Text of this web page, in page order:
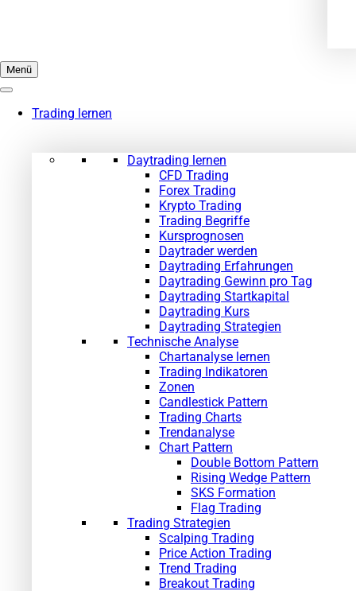
Menü
Trading lernen
Daytrading lernen
CFD Trading
Forex Trading
Krypto Trading
Trading Begriffe
Kursprognosen
Daytrader werden
Daytrading Erfahrungen
Daytrading Gewinn pro Tag
Daytrading Startkapital
Daytrading Kurs
Daytrading Strategien
Technische Analyse
Chartanalyse lernen
Trading Indikatoren
Zonen
Candlestick Pattern
Trading Charts
Trendanalyse
Chart Pattern
Double Bottom Pattern
Rising Wedge Pattern
SKS Formation
Flag Trading
Trading Strategien
Scalping Trading
Price Action Trading
Trend Trading
Breakout Trading